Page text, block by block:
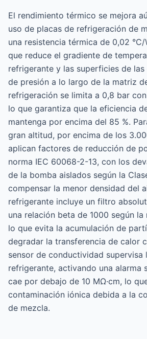
El rendimiento térmico se mejora
uso de placas de refrigeración de
una resistencia térmica de 0,02
que reduce el gradiente de
refrigerante y las superficies de las
de presión a lo largo de la matriz
refrigeración se limita a 0,8 bar
lo que garantiza que la eficiencia
mantenga por encima del 85 %.
gran altitud, por encima de los
aplican factores de reducción de
norma IEC 60068-2-13, con los
de la bomba aislados según la
compensar la menor densidad del
refrigerante incluye un filtro
una relación beta de 1000 según la
lo que evita la acumulación de
degradar la transferencia de calor
sensor de conductividad supervisa
refrigerante, activando una alarma
cae por debajo de 10 MΩ·cm, lo
contaminación iónica debida a la
de mezcla.